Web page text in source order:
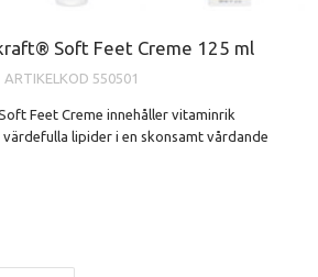
Soft Feet Creme 125 ml
ARTIKELKOD 550501
Feet Creme innehåller vitaminrik
lipider i en skonsamt vårdande